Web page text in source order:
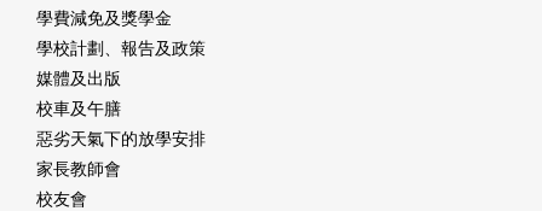
學費減免及獎學金
學校計劃、報告及政策
媒體及出版
校車及午膳
惡劣天氣下的放學安排
家長教師會
校友會